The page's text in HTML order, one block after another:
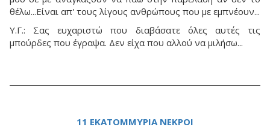
θέλω...Είναι απ' τους λίγους ανθρώπους που με εμπνέουν...
Υ.Γ.: Σας ευχαριστώ που διαβάσατε όλες αυτές τις
μπούρδες που έγραψα. Δεν είχα που αλλού να μιλήσω...
11 ΕΚΑΤΟΜΜΥΡΙΑ ΝΕΚΡΟΙ